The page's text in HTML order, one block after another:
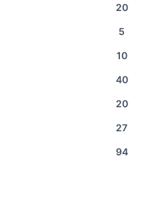
20
5
10
40
20
27
94